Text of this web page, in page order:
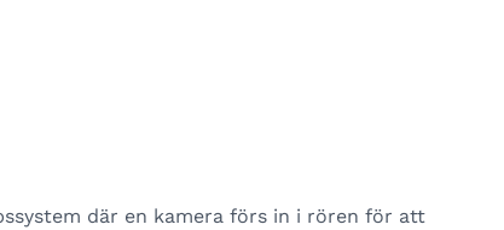
där en kamera förs in i rören för att